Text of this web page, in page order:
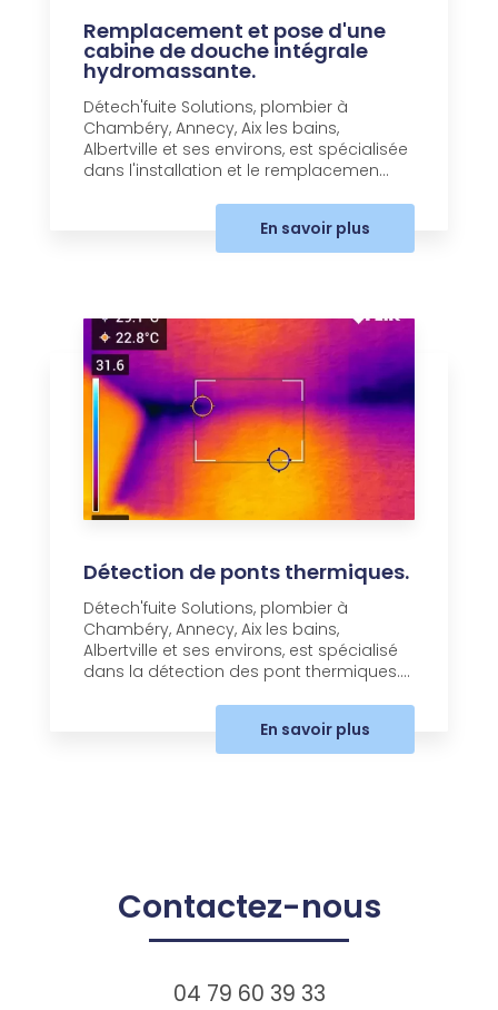
Remplacement et pose d'une
cabine de douche intégrale
hydromassante.
Détech'fuite Solutions, plombier à
Chambéry, Annecy, Aix les bains,
Albertville et ses environs, est spécialisée
dans l'installation et le remplacemen...
En savoir plus
Détection de ponts thermiques.
Détech'fuite Solutions, plombier à
Chambéry, Annecy, Aix les bains,
Albertville et ses environs, est spécialisé
dans la détection des pont thermiques....
En savoir plus
Contactez-nous
04 79 60 39 33